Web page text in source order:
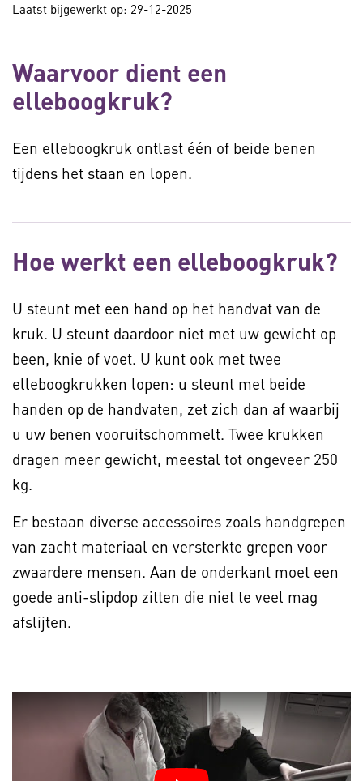
Laatst bijgewerkt op: 29-12-2025
Waarvoor dient een
elleboogkruk?
Een elleboogkruk ontlast één of beide benen
tijdens het staan en lopen.
Hoe werkt een elleboogkruk?
U steunt met een hand op het handvat van de
kruk. U steunt daardoor niet met uw gewicht op
been, knie of voet. U kunt ook met twee
elleboogkrukken lopen: u steunt met beide
handen op de handvaten, zet zich dan af waarbij
u uw benen vooruitschommelt. Twee krukken
dragen meer gewicht, meestal tot ongeveer 250
kg.
Er bestaan diverse accessoires zoals handgrepen
van zacht materiaal en versterkte grepen voor
zwaardere mensen. Aan de onderkant moet een
goede anti-slipdop zitten die niet te veel mag
afslijten.